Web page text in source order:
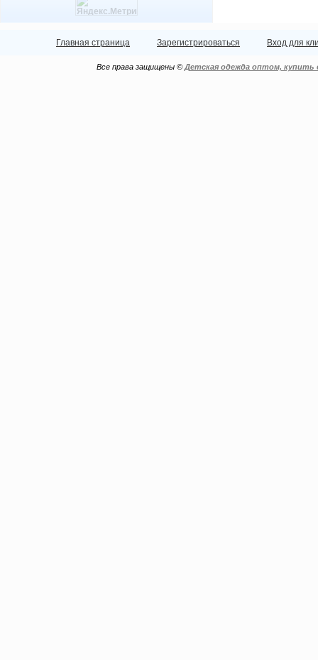
Главная страница Зарегистрироваться Вход для
Все права защищены © Детская одежда оптом,